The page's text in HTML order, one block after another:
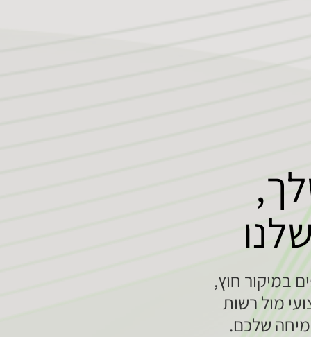
במיקור חוץ,
מול רשות
שלכם.